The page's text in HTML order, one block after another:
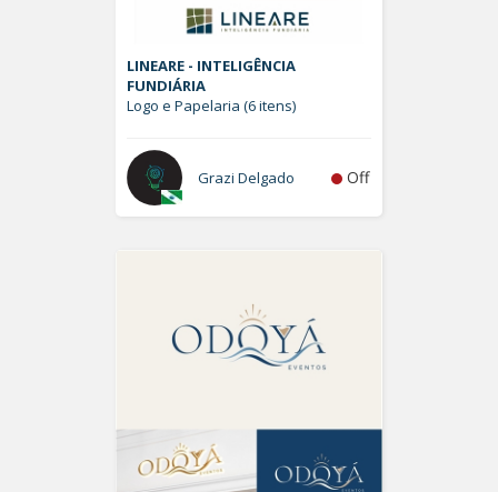
LINEARE - INTELIGÊNCIA
FUNDIÁRIA
Logo e Papelaria (6 itens)
Grazi Delgado Off